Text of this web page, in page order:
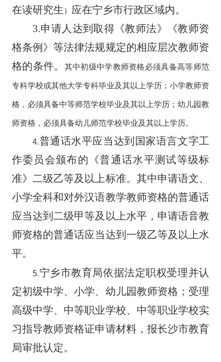
在读研究生 ） 应在宁乡市行政区域内。
3.申请人达到取得《教师法》《教师资
格条例》等法律法规规定的相应层次教师资
格的条件。
其中初级中学教师资格必须具备高等师范
专科学校或其他大学专科毕业及其以上学历；小学教师资
格，必须具备中等师范学校毕业及其以上学历；幼儿园教
师资格，必须具备幼儿师范学校毕业及其以上学历。
4.普通话水平应当达到国家语言文字工
作委员会颁布的《普通话水平测试等级标
准》二级乙等及以上标准。其中申请语文、
小学全科和对外汉语教学教师资格的普通话
应当达到二级甲等及以上水平，申请语音教
师资格的普通话应当达到一级乙等及以上水
平。
5.宁乡市教育局依据法定职权受理并认
定初级中学、小学、幼儿园教师资格；受理
高级中学、中等职业学校、中等职业学校实
习指导教师资格证申请材料，报长沙市教育
局审批认定。